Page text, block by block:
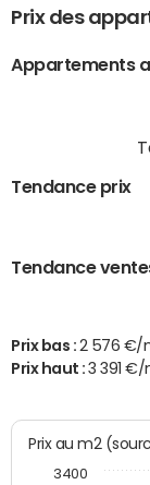
Prix des
Appartements
Tendance prix
Tendance
Prix bas : 2 576 €/
Prix haut :3 391 €/
Prix au
3400